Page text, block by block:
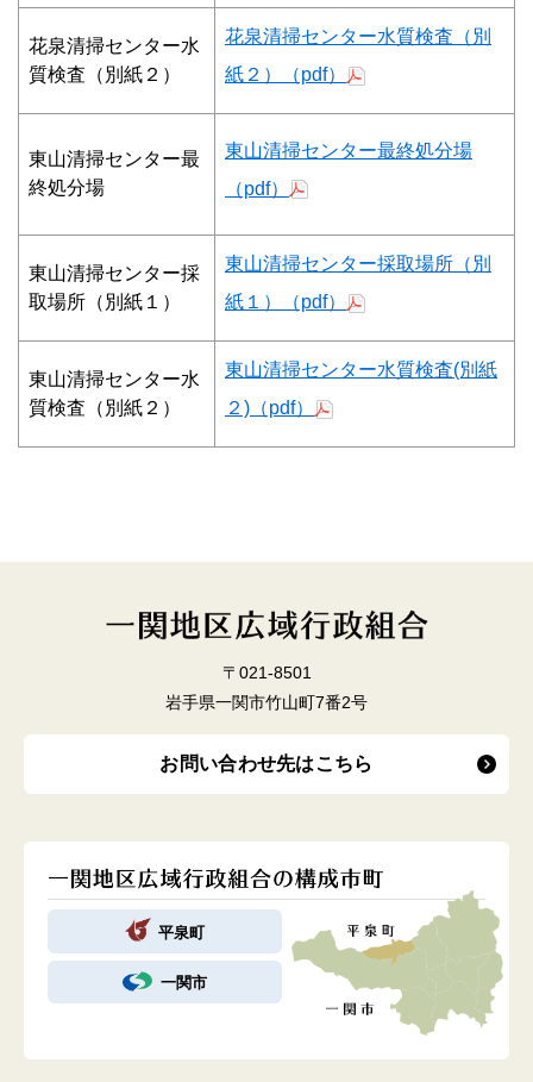
花泉清掃センター水
質検査（別紙２）
花泉清掃センター水質検査（別
紙２）（pdf）
東山清掃センター最
終処分場
東山清掃センター最終処分場
（pdf）
東山清掃センター採
取場所（別紙１）
東山清掃センター採取場所（別
紙１）（pdf）
東山清掃センター水
質検査（別紙２）
東山清掃センター水質検査(別紙
２)（pdf）
〒021-8501
岩手県一関市竹山町7番2号
お問い合わせ先はこちら
平泉町
一関市